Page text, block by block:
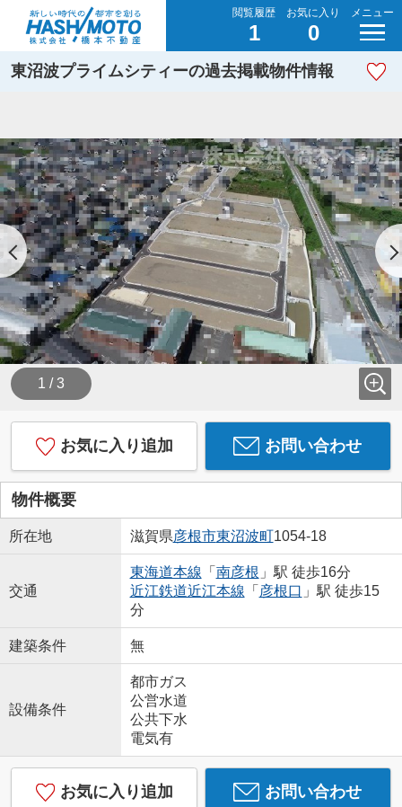
閲覧履歴
1
お気に入り
0
メニュー
東沼波プライムシティーの過去掲載物件情報
1 / 3
お気に入り追加 お問い合わせ
物件概要
所在地 滋賀県彦根市東沼波町1054-18
交通
東海道本線 「 南彦根 」駅 徒歩16分
近江鉄道近江本線 「 彦根口 」駅 徒歩15
分
建築条件 無
設備条件
都市ガス
公営水道
公共下水
電気有
お気に入り追加 お問い合わせ